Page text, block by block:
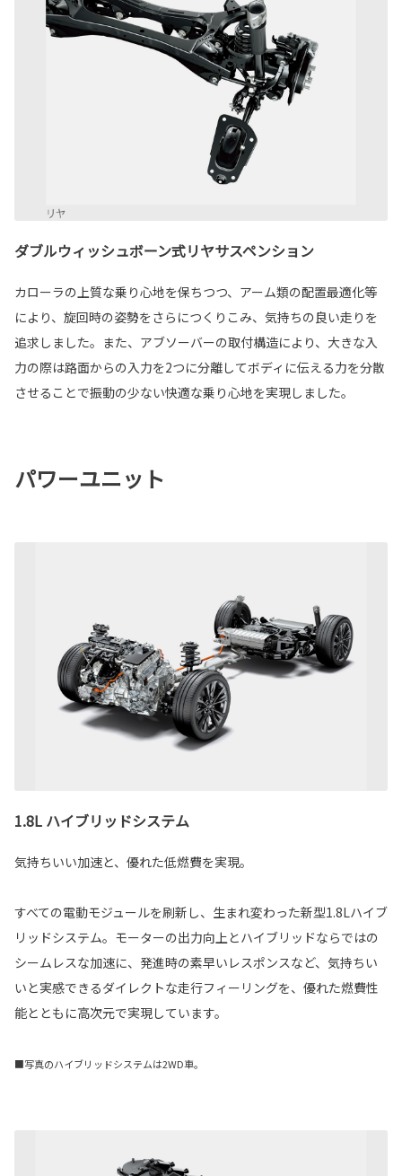
ダブルウィッシュボーン式リヤサスペンション
カローラの上質な乗り心地を保ちつつ、アーム類の配置最適化等
により、旋回時の姿勢をさらにつくりこみ、気持ちの良い走りを
追求しました。また、アブソーバーの取付構造により、大きな入
力の際は路面からの入力を2つに分離してボディに伝える力を分散
させることで振動の少ない快適な乗り心地を実現しました。
パワーユニット
1.8L ハイブリッドシステム
気持ちいい加速と、優れた低燃費を実現。
すべての電動モジュールを刷新し、生まれ変わった新型1.8Lハイブ
リッドシステム。モーターの出力向上とハイブリッドならではの
シームレスな加速に、発進時の素早いレスポンスなど、気持ちい
いと実感できるダイレクトな走行フィーリングを、優れた燃費性
能とともに高次元で実現しています。
■写真のハイブリッドシステムは2WD車。